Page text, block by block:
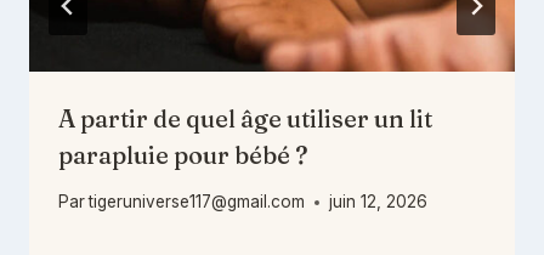
A partir de quel âge utiliser un lit
parapluie pour bébé ?
Partigeruniverse117@gmail.com juin 12, 2026